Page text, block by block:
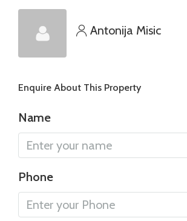
Antonija Misic
Enquire About This Property
Name
Phone